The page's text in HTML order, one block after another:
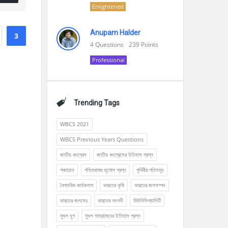
3
Enlightened
Anupam Halder
4Questions 239 Points
Professional
Trending Tags
WBCS 2021
WBCS Previous Years Questions
জাতীয় কংগ্রেস
জাতীয় কংগ্রেসের ইতিহাস প্রশ্ন
পঞ্চায়েত
পশ্চিমবঙ্গের ভূগোল প্রশ্ন
পৃথিবীর গতিসমূহ
বৈপ্লবিক কার্যকলাপ
ভারতের কৃষি
ভারতের জলসম্পদ
ভারতের জলসেচ
ভারতের নদনদী
মিউনিসিপ্যালিটি
মুঘল যুগ
মুঘল সাম্রাজ্যের ইতিহাস প্রশ্ন